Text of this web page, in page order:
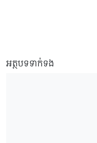
អត្ថបទទាក់ទង